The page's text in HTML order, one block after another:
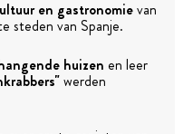
en gastronomievan
steden van Spanje.
huizen en leer
werden